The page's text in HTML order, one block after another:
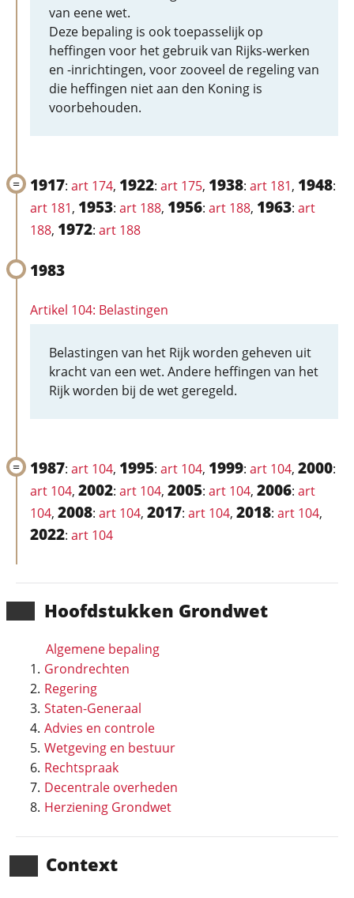
Hoofd­stukken Grondwet
Algemene bepaling
Grondrechten
Regering
Staten-Generaal
Advies en controle
Wetgeving en bestuur
Rechtspraak
Decentrale overheden
Herziening Grondwet
Context
van eene wet.
Deze bepaling is ook toepasselijk op
heffingen voor het gebruik van Rijks-werken
en -inrichtingen, voor zooveel de regeling van
die heffingen niet aan den Koning is
voorbehouden.
1917: art 174, 1922: art 175, 1938: art 181, 1948:
art 181, 1953: art 188, 1956: art 188, 1963: art
188, 1972: art 188
1983
Artikel 104: Belastingen
Belastingen van het Rijk worden geheven uit
kracht van een wet. Andere heffingen van het
Rijk worden bij de wet geregeld.
1987: art 104, 1995: art 104, 1999: art 104, 2000:
art 104, 2002: art 104, 2005: art 104, 2006: art
104, 2008: art 104, 2017: art 104, 2018: art 104,
2022: art 104